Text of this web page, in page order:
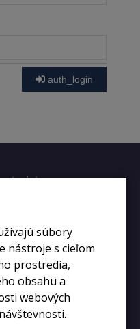
auth_login
súbory
nástroje s cieľom
prostredia,
obsahu a
webových